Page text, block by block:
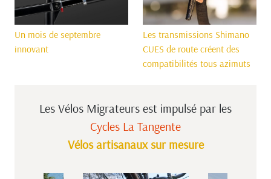
Un mois de septembre
innovant
Les transmissions Shimano
CUES de route créent des
compatibilités tous azimuts
Les Vélos Migrateurs est impulsé par les
Cycles La Tangente
Vélos artisanaux sur mesure